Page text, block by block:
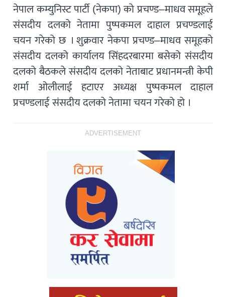
नेपाल कम्युनिस्ट पार्टी (नेकपा) काे प्रचण्ड–माधव समूहले
संसदीय दलको नेतामा पुष्पकमल दाहाल प्रचण्डलाई
चयन गरेको छ । शुक्रवार नेकपा प्रचण्ड–माधव समूहकाे
संसदीय दलको कार्यालय सिंहदरबारमा बसेको संसदीय
दलको बैठकले संसदीय दलको नेताबाट प्रधानमन्त्री केपी
शर्मा ओलीलाई हटाएर अध्यक्ष पुष्पकमल दाहाल
प्रचण्डलाई संसदीय दलको नेतामा चयन गरेको हो ।
ADVERTISEMENT